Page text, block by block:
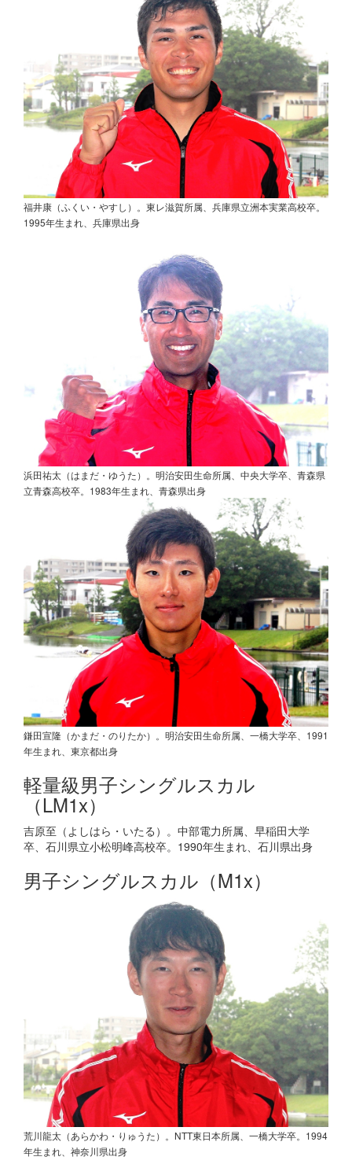
福井康（ふくい・やすし）。東レ滋賀所属、兵庫県立洲本実業高校卒。
1995年生まれ、兵庫県出身
浜田祐太（はまだ・ゆうた）。明治安田生命所属、中央大学卒、青森県
立青森高校卒。1983年生まれ、青森県出身
鎌田宣隆（かまだ・のりたか）。明治安田生命所属、一橋大学卒、1991
年生まれ、東京都出身
軽量級男子シングルスカル
（LM1x）
吉原至（よしはら・いたる）。中部電力所属、早稲田大学
卒、石川県立小松明峰高校卒。1990年生まれ、石川県出身
男子シングルスカル（M1x）
荒川龍太（あらかわ・りゅうた）。NTT東日本所属、一橋大学卒。1994
年生まれ、神奈川県出身